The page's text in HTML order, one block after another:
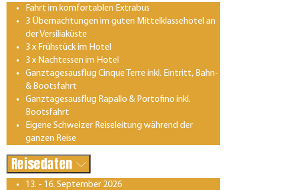
Fahrt im komfortablen Extrabus
3 Übernachtungen im guten Mittelklassehotel an
der Versiliaküste
3 x Frühstück im Hotel
3 x Nachtessen im Hotel
Ganztagesausflug Cinque Terre inkl. Eintritt, Bahn-
& Bootsfahrt
Ganztagesausflug Rapallo & Portofino inkl.
Bootsfahrt
Eigene Schweizer Reiseleitung während der
ganzen Reise
Reisedaten
13. - 16. September 2026